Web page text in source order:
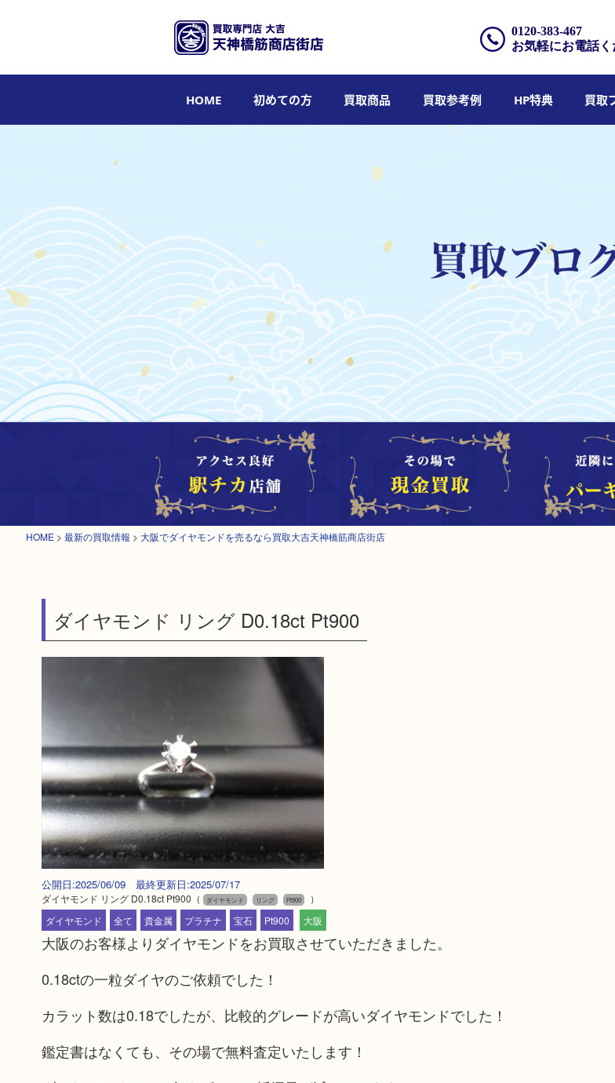
0120-383-467
お気軽にお電話く
HOME 初めての方 買取商品 買取参考例 HP特典 買取
HOME > 最新の買取情報 > 大阪でダイヤモンドを売るなら買取大吉天神橋筋商店街店
ダイヤモンド リング D0.18ct Pt900
公開日:2025/06/09 最終更新日:2025/07/17
ダイヤモンド リング D0.18ct Pt900 （ ダイヤモンド リング Pt900
）
ダイヤモンド
全て 貴金属 プラチナ 宝石 Pt900 大阪
大阪のお客様よりダイヤモンドをお買取させていただきました。
0.18ctの一粒ダイヤのご依頼でした！
カラット数は0.18でしたが、比較的グレードが高いダイヤモンドでした！
鑑定書はなくても、その場で無料査定いたします！